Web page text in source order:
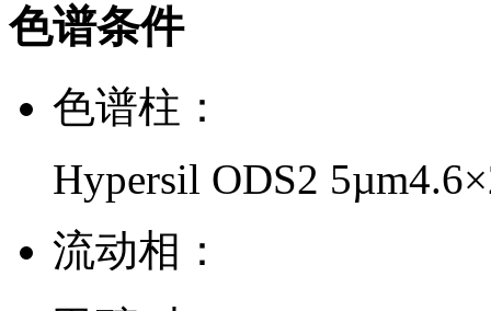
色谱条件
色谱柱：
Hypersil ODS2
流动相：